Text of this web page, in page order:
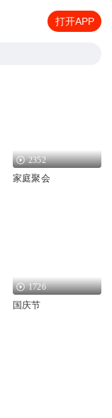
打开APP
2352
家庭聚会
1726
国庆节